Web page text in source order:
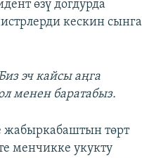
өзү догдурда
кескин сынга
эч кайсы аңга
менен баратабыз.
жабыркабаштын төрт
менчикке укукту